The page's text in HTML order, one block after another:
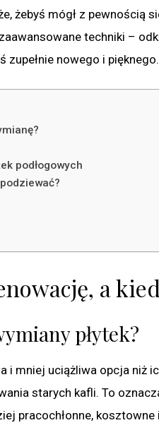
żebyś mógł z pewnością
techniki –
zupełnie nowego i pięknego.
podłogowych
a
płytek?
i mniej uciążliwa opcja niż
starych kafli. To
pracochłonne,